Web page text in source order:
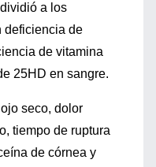
a los
deficiencia de
de vitamina
25HD en sangre.
seco, dolor
tiempo de ruptura
de córnea y